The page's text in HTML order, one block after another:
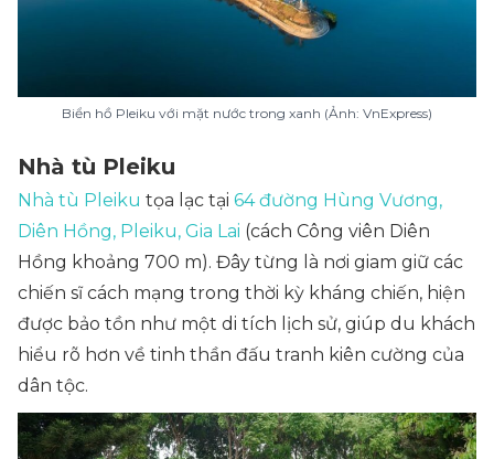
Biển hồ Pleiku với mặt nước trong xanh (Ảnh: VnExpress)
Nhà tù Pleiku
Nhà tù Pleiku tọa lạc tại 64 đường Hùng Vương,
Diên Hồng, Pleiku, Gia Lai (cách Công viên Diên
Hồng khoảng 700 m). Đây từng là nơi giam giữ các
chiến sĩ cách mạng trong thời kỳ kháng chiến, hiện
được bảo tồn như một di tích lịch sử, giúp du khách
hiểu rõ hơn về tinh thần đấu tranh kiên cường của
dân tộc.